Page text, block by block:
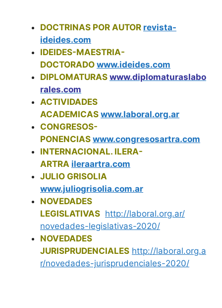
DOCTRINAS POR AUTOR revista-
ideides.com
IDEIDES-MAESTRIA-
DOCTORADO www.ideides.com
DIPLOMATURAS www.diplomaturaslabo
rales.com
ACTIVIDADES
ACADEMICAS www.laboral.org.ar
CONGRESOS-
PONENCIAS www.congresosartra.com
INTERNACIONAL. ILERA-
ARTRA ileraartra.com
JULIO GRISOLIA
www.juliogrisolia.com.ar
NOVEDADES
LEGISLATIVAS http://laboral.org.ar/
novedades-legislativas-2020/
NOVEDADES
JURISPRUDENCIALES http://laboral.org.a
r/novedades-jurisprudenciales-2020/